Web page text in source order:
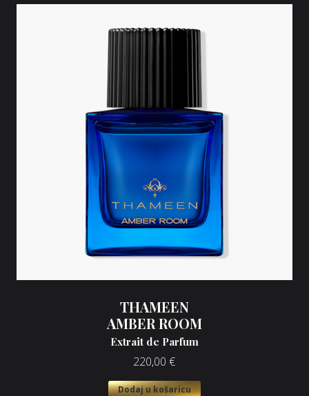
THAMEEN
AMBER ROOM
Extrait de Parfum
220,00 €
Dodaj u košaricu